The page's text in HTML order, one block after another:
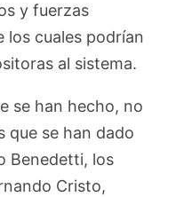
y fuerzas
los cuales podrían
al sistema.
se han hecho, no
que se han dado
Benedetti, los
Cristo,